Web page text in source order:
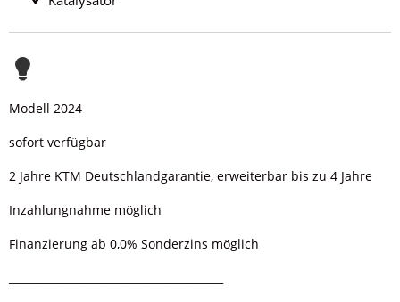
Modell 2024
sofort verfügbar
2 Jahre KTM Deutschlandgarantie, erweiterbar bis zu 4 Jahre
Inzahlungnahme möglich
Finanzierung ab 0,0% Sonderzins möglich